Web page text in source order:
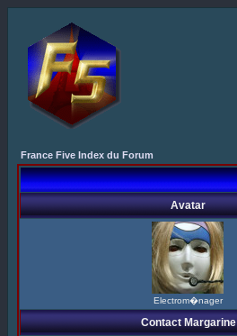
France Five Index du Forum
Avatar
Electrom�nager
Contact Margarine